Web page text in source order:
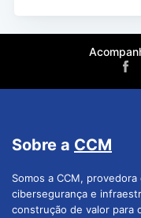
Sobre a CCM
Somos a CCM,
cibersegurança e
construção de valor para